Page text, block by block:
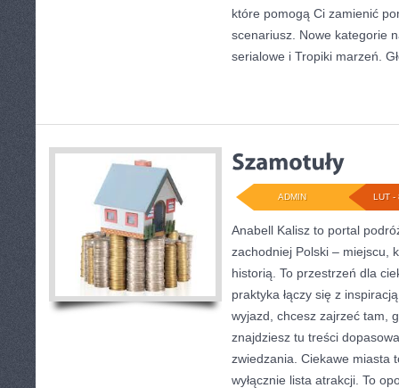
które pomogą Ci zamienić
scenariusz. Nowe kategorie
serialowe i Tropiki marzeń.
LUT -
ADMIN
Anabell Kalisz to portal
zachodniej Polski – miejscu,
historią. To przestrzeń dla
praktyka łączy się z
wyjazd, chcesz zajrzeć tam,
znajdziesz tu treści
zwiedzania. Ciekawe miasta
wyłącznie lista atrakcji. To